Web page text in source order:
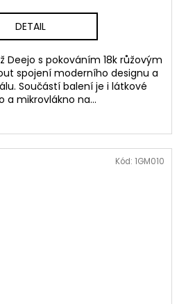
DETAIL
Deejo s pokováním 18k růžovým
spojení moderního designu a
Součástí balení je i látkové
a mikrovlákno na...
Kód: 1GM010